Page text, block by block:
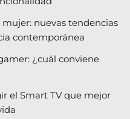
nuevas tendencias
contemporánea
¿cuál conviene
el Smart TV que mejor